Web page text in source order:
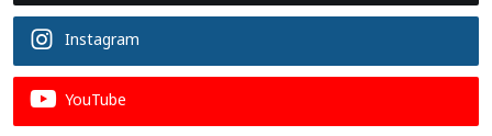
Instagram
YouTube